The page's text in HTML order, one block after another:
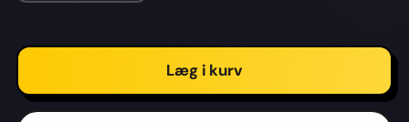
Læg i kurv